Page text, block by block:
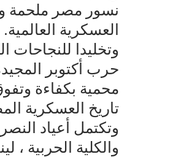
نسور مصر ملحمة
العسكرية العالمية.
وتخليدا للنجاحات
حرب أكتوبر
محمية بكفاءة
تاريخ العسكرية
وتكتمل أعياد
والكلية الحربية